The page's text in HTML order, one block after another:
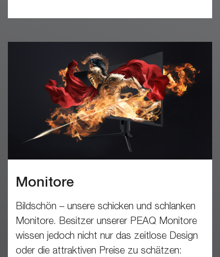
Monitore
Bildschön – unsere schicken und schlanken
Monitore. Besitzer unserer PEAQ Monitore
wissen jedoch nicht nur das zeitlose Design
oder die attraktiven Preise zu schätzen: